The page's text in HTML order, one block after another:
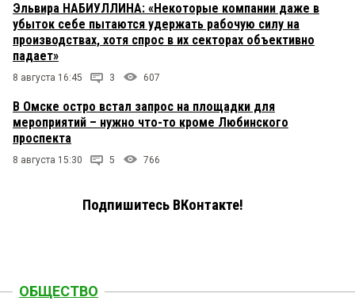
Эльвира НАБИУЛЛИНА: «Некоторые компании даже в
убыток себе пытаются удержать рабочую силу на
производствах, хотя спрос в их секторах объективно
падает»
8 августа 16:45 3 607
В Омске остро встал запрос на площадки для
мероприятий – нужно что-то кроме Любинского
проспекта
8 августа 15:30 5 766
Подпишитесь ВКонтакте!
ОБЩЕСТВО